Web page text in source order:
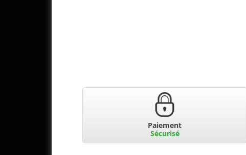
Paiement
Sécurisé